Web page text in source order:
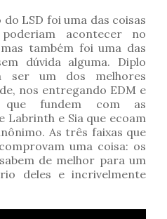
LSD foi uma das coisas
acontecer no
também foi uma das
dúvida alguma. Diplo
ser um dos melhores
nos entregando EDM e
fundem com as
Labrinth e Sia que ecoam
As três faixas que
uma coisa: os
de melhor para um
deles e incrivelmente